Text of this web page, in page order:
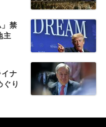
禁
主
ナ
ぐり